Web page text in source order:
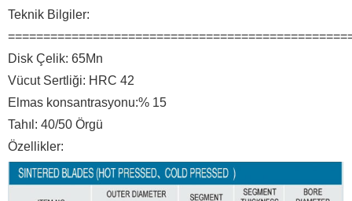
Teknik Bilgiler:
Disk Çelik: 65Mn
Vücut Sertliği: HRC 42
Elmas konsantrasyonu:% 15
Tahıl: 40/50 Örgü
Özellikler: